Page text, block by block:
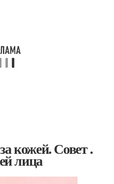
кожей. Совет .
лица